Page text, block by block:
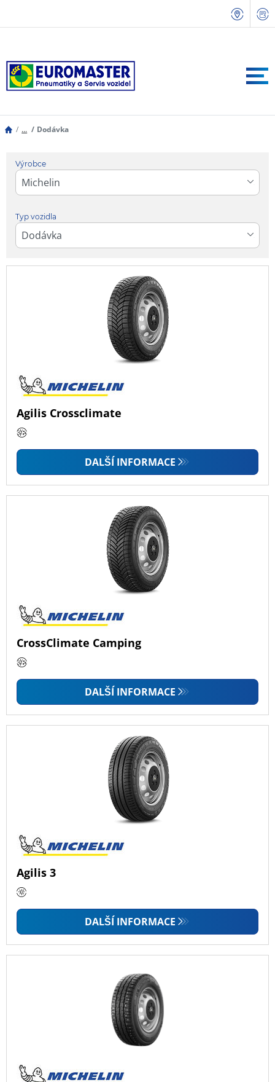
... Dodávka
Výrobce
Typ vozidla
Agilis Crossclimate
DALŠÍ INFORMACE
CrossClimate Camping
DALŠÍ INFORMACE
Agilis 3
DALŠÍ INFORMACE